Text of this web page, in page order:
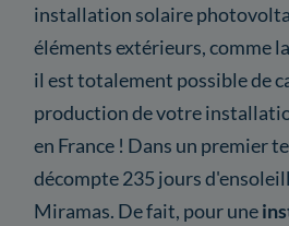
installation solaire
éléments extérieurs, comme
il est totalement possible de
production de votre
en France ! Dans un premier
décompte 235 jours
Miramas. De fait, pour une